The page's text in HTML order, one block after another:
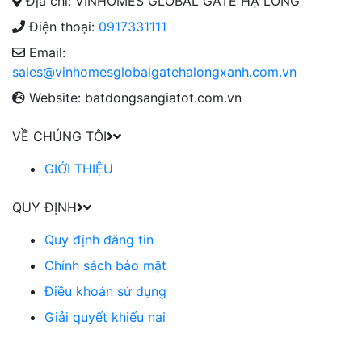
Điện thoại: 0917331111
Email:
sales@vinhomesglobalgatehalongxanh.com.vn
Website: batdongsangiatot.com.vn
VỀ CHÚNG TÔI
GIỚI THIỆU
QUY ĐỊNH
Quy định đăng tin
Chính sách bảo mật
Điều khoản sử dụng
Giải quyết khiếu nai